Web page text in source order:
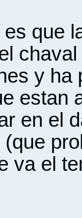
que
y ha
estan
en el
va el